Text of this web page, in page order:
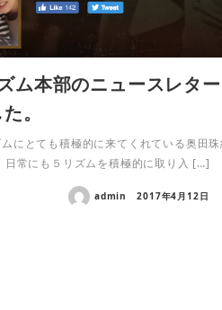
ム本部のニュースレタ
。
ムにとても積極的に来てくれている奥田
日常にも５リズムを積極的に取り入 […]
admin 2017年4月12日